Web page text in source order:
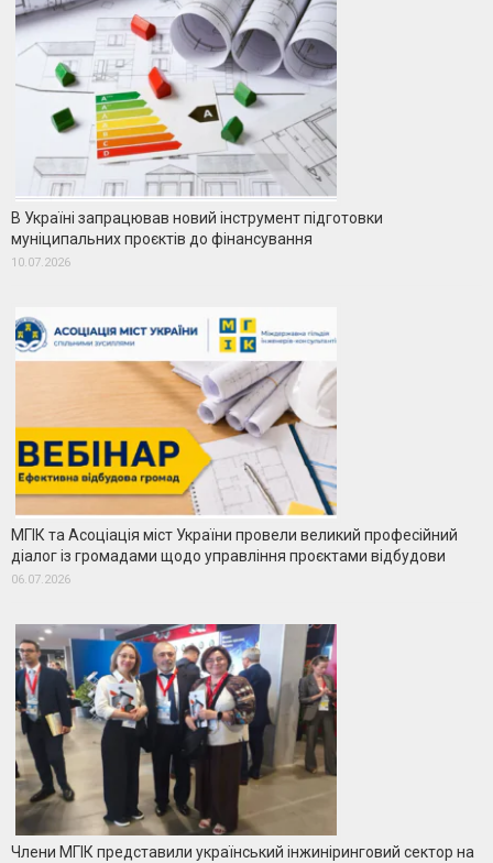
В Україні запрацював новий інструмент підготовки
муніципальних проєктів до фінансування
10.07.2026
МГІК та Асоціація міст України провели великий професійний
діалог із громадами щодо управління проєктами відбудови
06.07.2026
Члени МГІК представили український інжиніринговий сектор на